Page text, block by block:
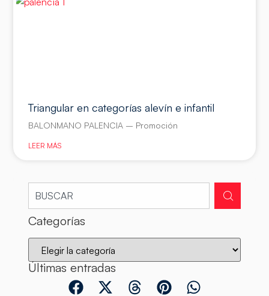
Triangular en categorías alevín e infantil
BALONMANO PALENCIA – Promoción
LEER MÁS
Categorías
Últimas entradas